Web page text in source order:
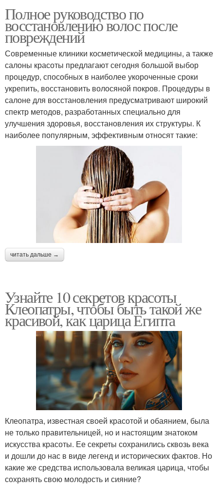
Полное руководство по
восстановлению волос после
повреждений
Современные клиники косметической медицины, а также
салоны красоты предлагают сегодня большой выбор
процедур, способных в наиболее укороченные сроки
укрепить, восстановить волосяной покров. Процедуры в
салоне для восстановления предусматривают широкий
спектр методов, разработанных специально для
улучшения здоровья, восстановления их структуры. К
наиболее популярным, эффективным относят такие:
читать дальше →
Узнайте 10 секретов красоты
Клеопатры, чтобы быть такой же
красивой, как царица Египта
Клеопатра, известная своей красотой и обаянием, была
не только правительницей, но и настоящим знатоком
искусства красоты. Ее секреты сохранились сквозь века
и дошли до нас в виде легенд и исторических фактов. Но
какие же средства использовала великая царица, чтобы
сохранять свою молодость и сияние?